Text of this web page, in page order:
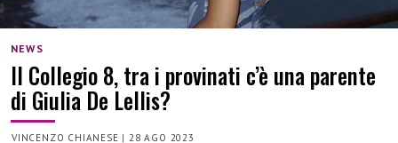
NEWS
Il Collegio 8, tra i provinati c’è una parente
di Giulia De Lellis?
VINCENZO CHIANESE |28 AGO 2023